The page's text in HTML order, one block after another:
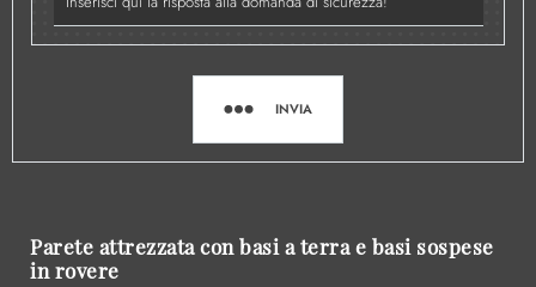
INVIA
Parete attrezzata con basi a terra e basi sospese
in rovere